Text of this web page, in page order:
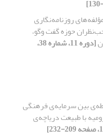
روزنامه‌‌نگاری
حوزه گفت ‌وگو،
[دوره 11، شماره 38،
بین سرمایه‌ی فرهنگی
با طبیعت دریاچه‌ی